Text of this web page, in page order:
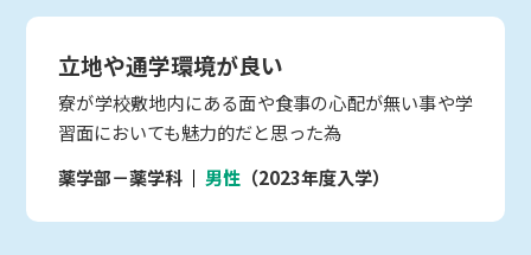
立地や通学環境が良い
寮が学校敷地内にある面や食事の心配が無い事や学
習面においても魅力的だと思った為
薬学部－薬学科
男性 （2023年度入学）